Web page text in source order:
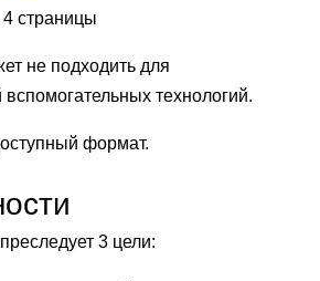
4 страницы
не подходить для
вспомогательных технологий.
формат.
3 цели: